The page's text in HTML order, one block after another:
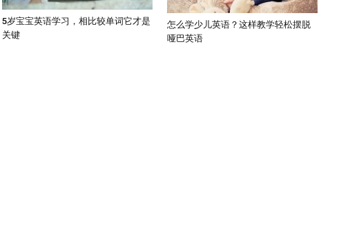
5岁宝宝英语学习，相比较单词它才是
关键
怎么学少儿英语？这样教学轻松摆脱
哑巴英语